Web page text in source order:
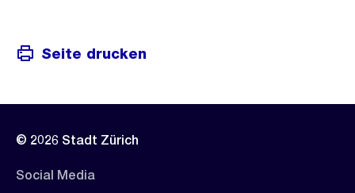
Seite drucken
© 2026 Stadt Zürich
Social Media